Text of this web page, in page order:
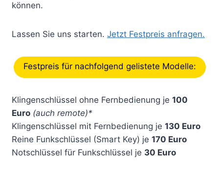
können.
Lassen Sie uns starten. Jetzt Festpreis anfragen.
Festpreis für nachfolgend gelistete Modelle:
Klingenschlüssel ohne Fernbedienung je 100
Euro (auch remote)*
Klingenschlüssel mit Fernbedienung je 130 Euro
Reine Funkschlüssel (Smart Key) je 170 Euro
Notschlüssel für Funkschlüssel je 30 Euro